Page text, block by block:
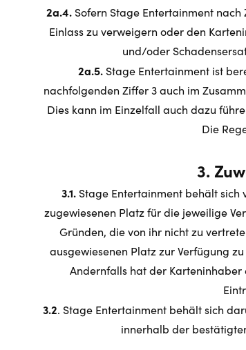
2a.4.Sofern Stage Entertainment
Einlass zu verweigern oder den
und/oder
2a.5. Stage Entertainment ist
nachfolgenden Ziffer 3 auch im
Dies kann im Einzelfall auch dazu
Die
3.
3.1.Stage Entertainment behält sich
zugewiesenen Platz für die jeweilige
Gründen, die von ihr nicht zu
ausgewiesenen Platz zur Verfügung
Andernfalls hat der
3.2. Stage Entertainment behält sich
innerhalb der